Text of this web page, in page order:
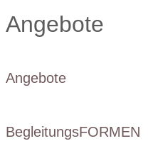
Angebote
Angebote
BegleitungsFORMEN